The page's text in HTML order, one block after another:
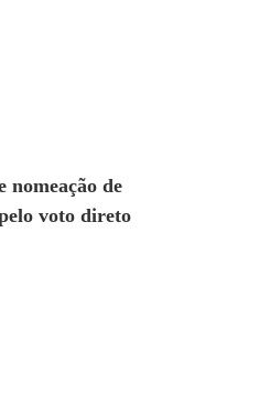
nomeação de
voto direto